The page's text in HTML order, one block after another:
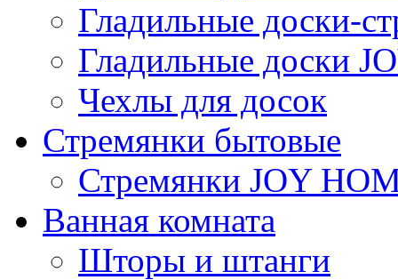
Гладильные доски-
Гладильные доски
Чехлы для досок
Стремянки бытовые
Стремянки JOY
Ванная комната
Шторы и штанги